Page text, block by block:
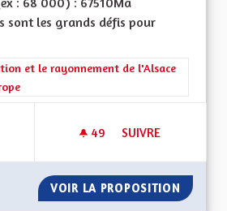
sont les grands défis pour
la catégorie : La Culture, l'Education et
et le rayonnement de l'Alsace
49 49 ABONNÉS
SUIVRE
VOIR LA PROPOSITION